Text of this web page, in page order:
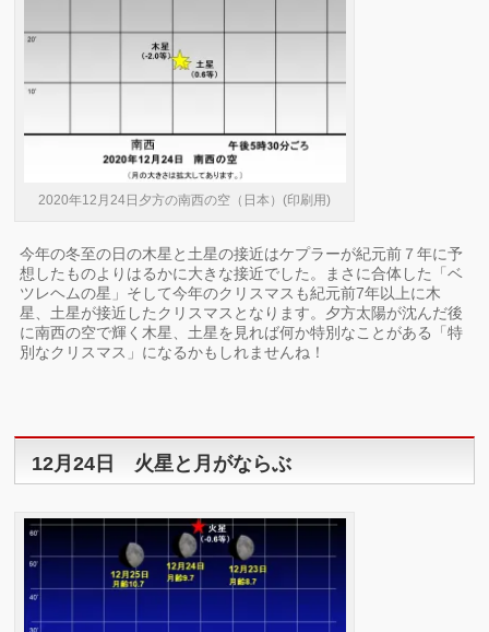
2020年12月24日夕方の南西の空（日本）(印刷用)
今年の冬至の日の木星と土星の接近はケプラーが紀元前７年に予
想したものよりはるかに大きな接近でした。まさに合体した「ベ
ツレヘムの星」そして今年のクリスマスも紀元前7年以上に木
星、土星が接近したクリスマスとなります。夕方太陽が沈んだ後
に南西の空で輝く木星、土星を見れば何か特別なことがある「特
別なクリスマス」になるかもしれませんね！
12月24日 火星と月がならぶ